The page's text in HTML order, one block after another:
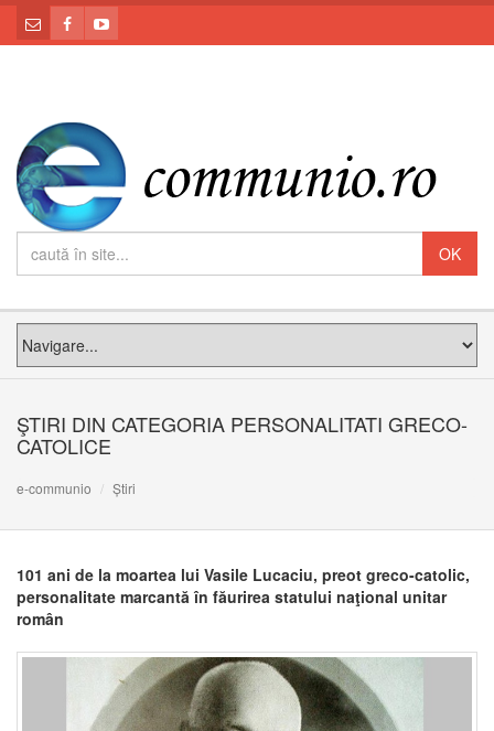
ŞTIRI DIN CATEGORIA PERSONALITATI GRECO-
CATOLICE
e-communio Știri
101 ani de la moartea lui Vasile Lucaciu, preot greco-catolic,
personalitate marcantă în făurirea statului naţional unitar
român